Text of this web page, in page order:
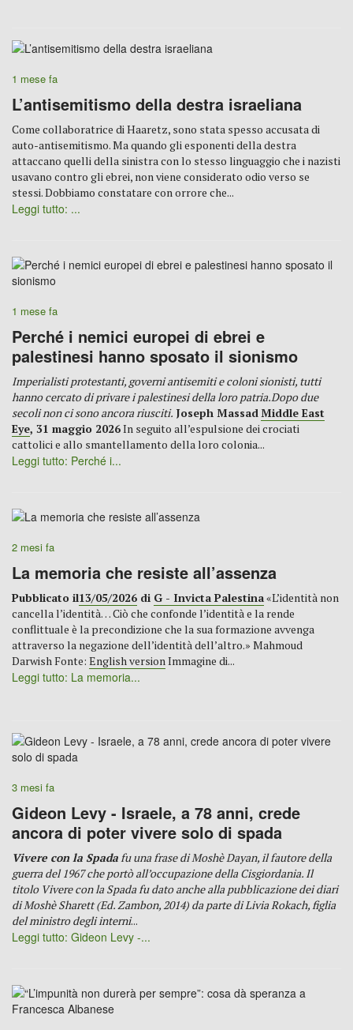
1 mese fa
L’antisemitismo della destra israeliana
Come collaboratrice di Haaretz, sono stata spesso accusata di
auto-antisemitismo. Ma quando gli esponenti della destra
attaccano quelli della sinistra con lo stesso linguaggio che i nazisti
usavano contro gli ebrei, non viene considerato odio verso se
stessi. Dobbiamo constatare con orrore che...
Leggi tutto: ...
1 mese fa
Perché i nemici europei di ebrei e
palestinesi hanno sposato il sionismo
Imperialisti protestanti, governi antisemiti e coloni sionisti, tutti
hanno cercato di privare i palestinesi della loro patria.Dopo due
secoli non ci sono ancora riusciti. Joseph MassadMiddle East
Eye, 31 maggio 2026In seguito all’espulsione dei crociati
cattolici e allo smantellamento della loro colonia...
Leggi tutto: Perché i...
2 mesi fa
La memoria che resiste all’assenza
Pubblicato il13/05/2026 di G - Invicta Palestina«L’identità non
cancella l’identità… Ciò che confonde l’identità e la rende
conflittuale è la precondizione che la sua formazione avvenga
attraverso la negazione dell’identità dell’altro.» Mahmoud
Darwish Fonte: English versionImmagine di...
Leggi tutto: La memoria...
3 mesi fa
Gideon Levy - Israele, a 78 anni, crede
ancora di poter vivere solo di spada
Vivere con la Spadafu una frase di Moshè Dayan, il fautore della
guerra del 1967 che portò all’occupazione della Cisgiordania. Il
titolo Vivere con la Spada fu dato anche alla pubblicazione dei diari
di Moshè Sharett (Ed. Zambon, 2014) da parte di Livia Rokach, figlia
del ministro degli interni...
Leggi tutto: Gideon Levy -...